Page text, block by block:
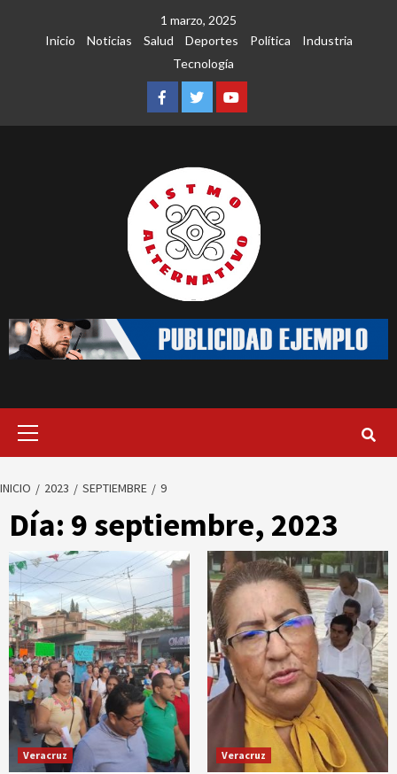
1 marzo, 2025
Inicio
Noticias Salud Deportes Política
Industria
Tecnología
Facebook
TwitterYoutube
Menú
INICIO 2023 SEPTIEMBRE 9
Día: 9 septiembre, 2023
Veracruz Veracruz